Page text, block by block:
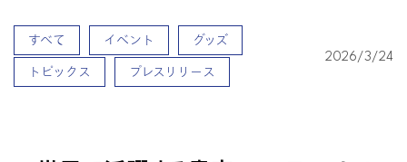
すべて イベント グッズ
トピックス プレスリリース
2026/3/24